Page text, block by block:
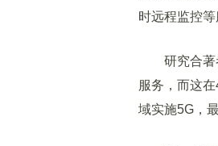
时远程监控
研究合著者
服务，而这
域实施5G，